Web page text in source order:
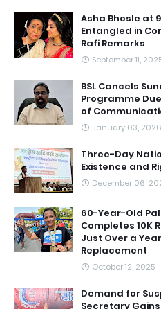
Asha Bhosle at
Entangled in
Rafi Remarks
September 11,
BSL Cancels
Programme
of
January 03, 2026
Three-Day
Existence and
December 06,
60-Year-Old
Completes 10K
Just Over a
Replacement
October 12, 2025
Demand for
Secretary